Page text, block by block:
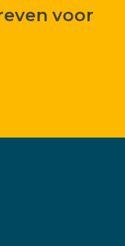
voor